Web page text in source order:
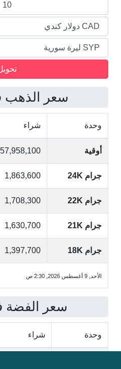
سعر الذهب
وحدة شراء
أوقية 57,958,100
جرام 24K 1,863,600
جرام 22K 1,708,300
جرام 21K 1,630,700
جرام 18K 1,397,700
الأحد, 9 أغسطس 2026, 2:30 ص
سعر الفضة
وحدة شراء